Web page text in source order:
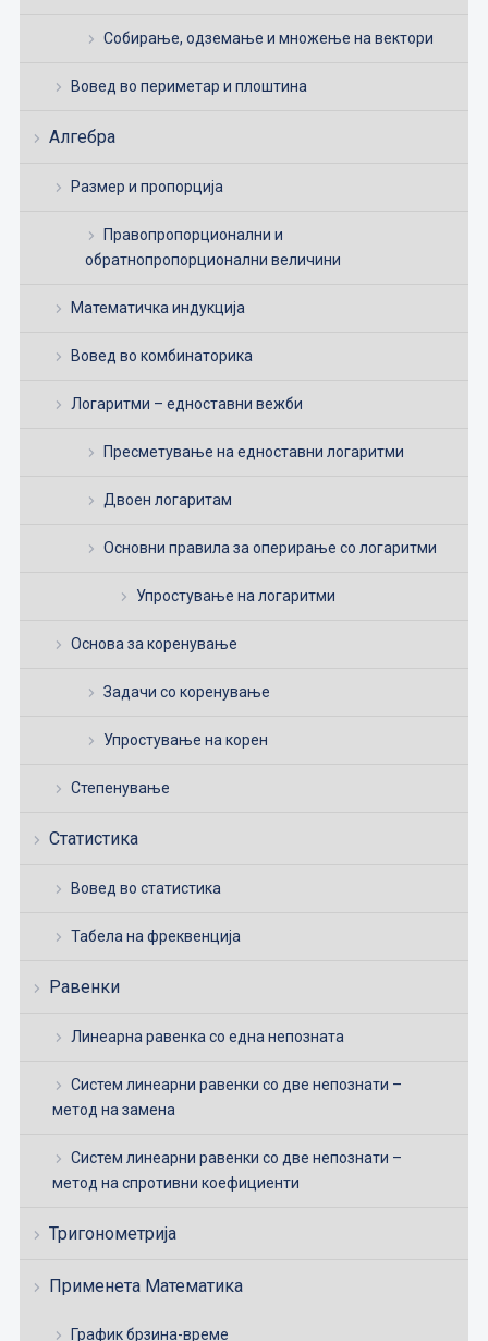
Собирање, одземање и множење на вектори
Вовед во периметар и плоштина
Алгебра
Размер и пропорција
Правопропорционални и
обратнопропорционални величини
Математичка индукција
Вовед во комбинаторика
Логаритми – едноставни вежби
Пресметување на едноставни логаритми
Двоен логаритам
Основни правила за оперирање со логаритми
Упростување на логаритми
Основа за коренување
Задачи со коренување
Упростување на корен
Степенување
Статистика
Вовед во статистика
Табела на фреквенција
Равенки
Линеарна равенка со една непозната
Систем линеарни равенки со две непознати –
метод на замена
Систем линеарни равенки со две непознати –
метод на спротивни коефициенти
Тригонометрија
Применета Математика
График брзина-време